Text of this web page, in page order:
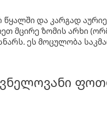
წყალში და კარგად
მცირე ზომის არხი
ეს მოცულობა